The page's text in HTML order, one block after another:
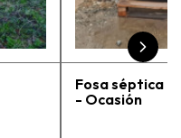
Fosa séptica
- Ocasión